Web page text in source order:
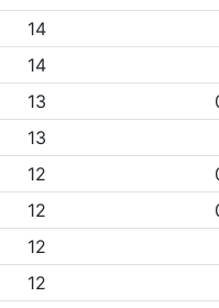
14
14
13
13
12
12
12
12